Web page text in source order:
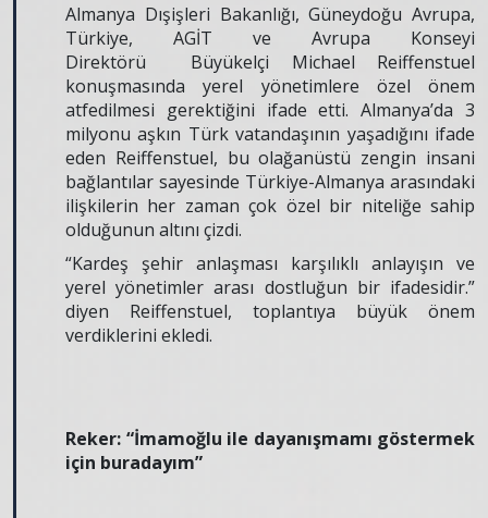
Almanya Dışişleri Bakanlığı, Güneydoğu Avrupa,
Türkiye, AGİT ve Avrupa Konseyi
Direktörü Büyükelçi Michael Reiffenstuel
konuşmasında yerel yönetimlere özel önem
atfedilmesi gerektiğini ifade etti. Almanya’da 3
milyonu aşkın Türk vatandaşının yaşadığını ifade
eden Reiffenstuel, bu olağanüstü zengin insani
bağlantılar sayesinde Türkiye-Almanya arasındaki
ilişkilerin her zaman çok özel bir niteliğe sahip
olduğunun altını çizdi.
“Kardeş şehir anlaşması karşılıklı anlayışın ve
yerel yönetimler arası dostluğun bir ifadesidir.”
diyen Reiffenstuel, toplantıya büyük önem
verdiklerini ekledi.
Reker: “İmamoğlu ile dayanışmamı göstermek
için buradayım”